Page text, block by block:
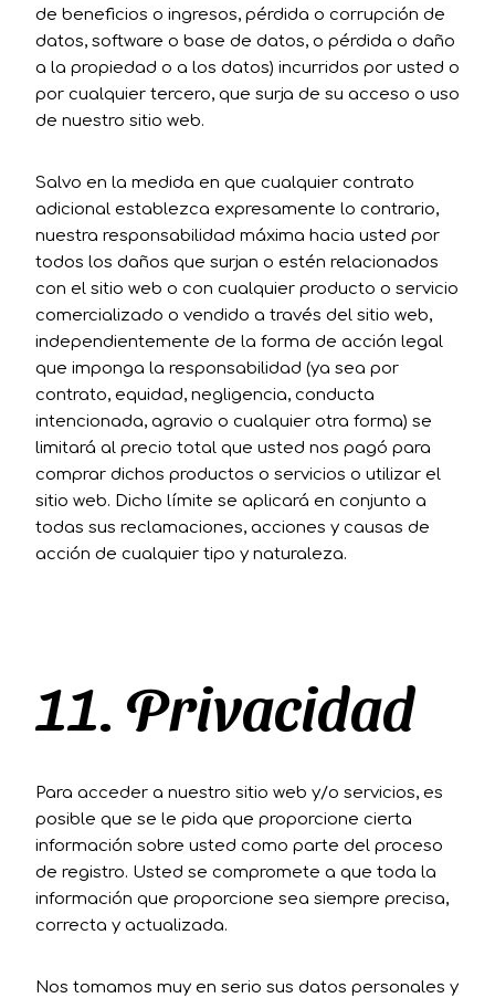
de beneficios o ingresos, pérdida o corrupción de
datos, software o base de datos, o pérdida o daño
a la propiedad o a los datos) incurridos por usted o
por cualquier tercero, que surja de su acceso o uso
de nuestro sitio web.
Salvo en la medida en que cualquier contrato
adicional establezca expresamente lo contrario,
nuestra responsabilidad máxima hacia usted por
todos los daños que surjan o estén relacionados
con el sitio web o con cualquier producto o servicio
comercializado o vendido a través del sitio web,
independientemente de la forma de acción legal
que imponga la responsabilidad (ya sea por
contrato, equidad, negligencia, conducta
intencionada, agravio o cualquier otra forma) se
limitará al precio total que usted nos pagó para
comprar dichos productos o servicios o utilizar el
sitio web. Dicho límite se aplicará en conjunto a
todas sus reclamaciones, acciones y causas de
acción de cualquier tipo y naturaleza.
11. Privacidad
Para acceder a nuestro sitio web y/o servicios, es
posible que se le pida que proporcione cierta
información sobre usted como parte del proceso
de registro. Usted se compromete a que toda la
información que proporcione sea siempre precisa,
correcta y actualizada.
Nos tomamos muy en serio sus datos personales y